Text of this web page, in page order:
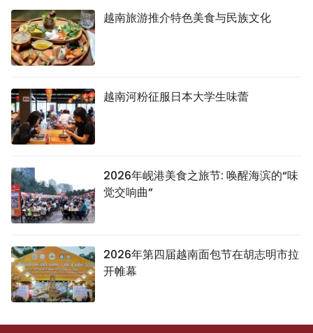
越南旅游推介特色美食与民族文化
越南河粉征服日本大学生味蕾
2026年岘港美食之旅节: 唤醒海滨的“味
觉交响曲”
2026年第四届越南面包节在胡志明市拉
开帷幕